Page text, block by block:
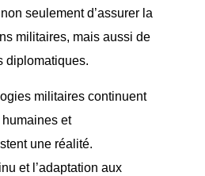
seulement d’assurer la
militaires, mais aussi de
diplomatiques.
militaires continuent
humaines et
une réalité.
et l’adaptation aux